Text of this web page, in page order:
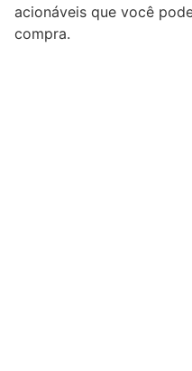
acionáveis que você
compra.